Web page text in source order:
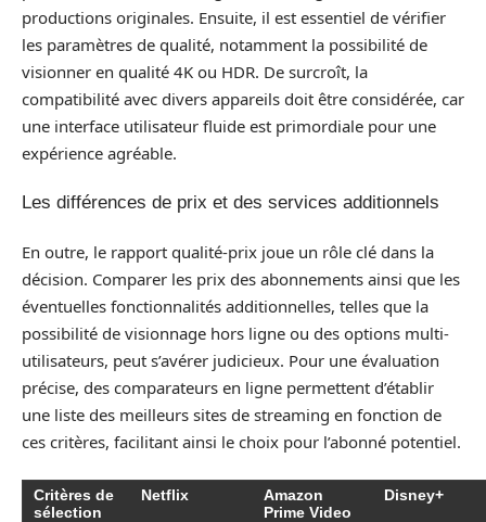
productions originales. Ensuite, il est essentiel de vérifier
les paramètres de qualité, notamment la possibilité de
visionner en qualité 4K ou HDR. De surcroît, la
compatibilité avec divers appareils doit être considérée, car
une interface utilisateur fluide est primordiale pour une
expérience agréable.
Les différences de prix et des services additionnels
En outre, le rapport qualité-prix joue un rôle clé dans la
décision. Comparer les prix des abonnements ainsi que les
éventuelles fonctionnalités additionnelles, telles que la
possibilité de visionnage hors ligne ou des options multi-
utilisateurs, peut s’avérer judicieux. Pour une évaluation
précise, des comparateurs en ligne permettent d’établir
une liste des meilleurs sites de streaming en fonction de
ces critères, facilitant ainsi le choix pour l’abonné potentiel.
Critères de
sélection
Netflix
Amazon
Prime Video
Disney+